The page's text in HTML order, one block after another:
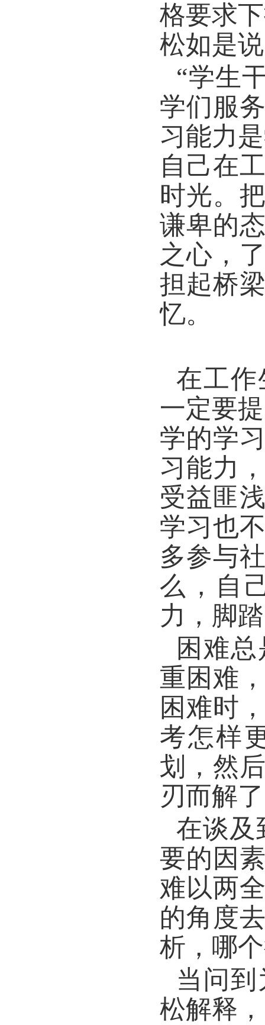
格要求
松如是
“学生
学们服
习能力
自己在
时光。
谦卑的
之心，
担起桥
忆。
在工作
一定要
学的学
习能力
受益匪
学习也
多参与
么，自
力，脚
困难
重困难
困难时
考怎样
划，然
刃而解
在谈及
要的因
难以两
的角度
析，哪
当问
松解释